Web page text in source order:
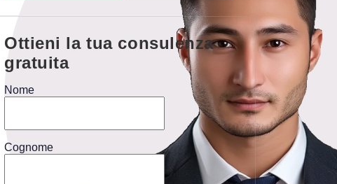
Ottieni la tua consulenza
gratuita
Nome
Cognome